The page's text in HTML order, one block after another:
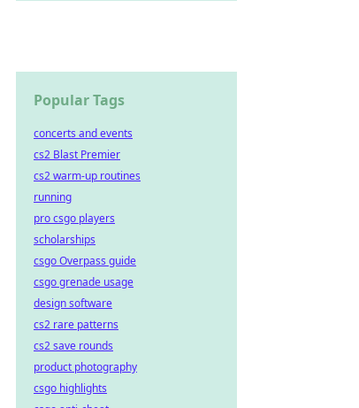
Popular Tags
concerts and events
cs2 Blast Premier
cs2 warm-up routines
running
pro csgo players
scholarships
csgo Overpass guide
csgo grenade usage
design software
cs2 rare patterns
cs2 save rounds
product photography
csgo highlights